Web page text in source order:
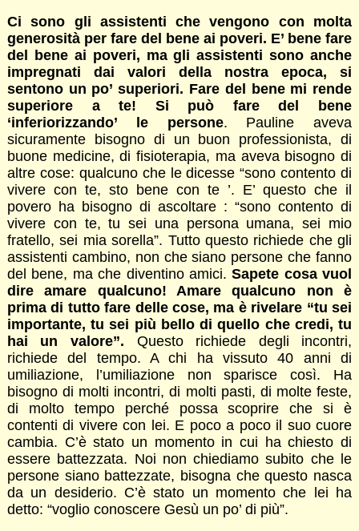
Ci sono gli assistenti che vengono con molta
generosità per fare del bene ai poveri. E’ bene fare
del bene ai poveri, ma gli assistenti sono anche
impregnati dai valori della nostra epoca, si
sentono un po’ superiori. Fare del bene mi rende
superiore a te! Si può fare del bene
‘inferiorizzando’ le persone. Pauline aveva
sicuramente bisogno di un buon professionista, di
buone medicine, di fisioterapia, ma aveva bisogno di
altre cose: qualcuno che le dicesse “sono contento di
vivere con te, sto bene con te ’. E’ questo che il
povero ha bisogno di ascoltare : “sono contento di
vivere con te, tu sei una persona umana, sei mio
fratello, sei mia sorella”. Tutto questo richiede che gli
assistenti cambino, non che siano persone che fanno
del bene, ma che diventino amici.Sapete cosa vuol
dire amare qualcuno! Amare qualcuno non è
prima di tutto fare delle cose, ma è rivelare “tu sei
importante, tu sei più bello di quello che credi, tu
hai un valore”. Questo richiede degli incontri,
richiede del tempo. A chi ha vissuto 40 anni di
umiliazione, l’umiliazione non sparisce così. Ha
bisogno di molti incontri, di molti pasti, di molte feste,
di molto tempo perché possa scoprire che si è
contenti di vivere con lei. E poco a poco il suo cuore
cambia. C’è stato un momento in cui ha chiesto di
essere battezzata. Noi non chiediamo subito che le
persone siano battezzate, bisogna che questo nasca
da un desiderio. C’è stato un momento che lei ha
detto: “voglio conoscere Gesù un po’ di più”.